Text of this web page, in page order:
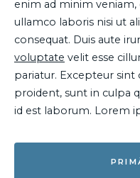
enim ad minim
ullamco laboris nisi ut
consequat. Duis aute
voluptate velit esse
pariatur. Excepteur
proident, sunt in culpa
id est laborum. Lorem